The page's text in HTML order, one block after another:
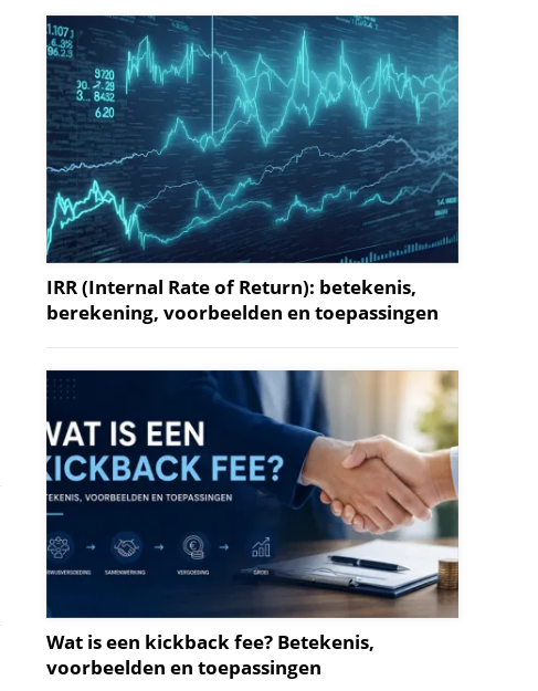
IRR (Internal Rate of Return): betekenis,
berekening, voorbeelden en toepassingen
Wat is een kickback fee? Betekenis,
voorbeelden en toepassingen